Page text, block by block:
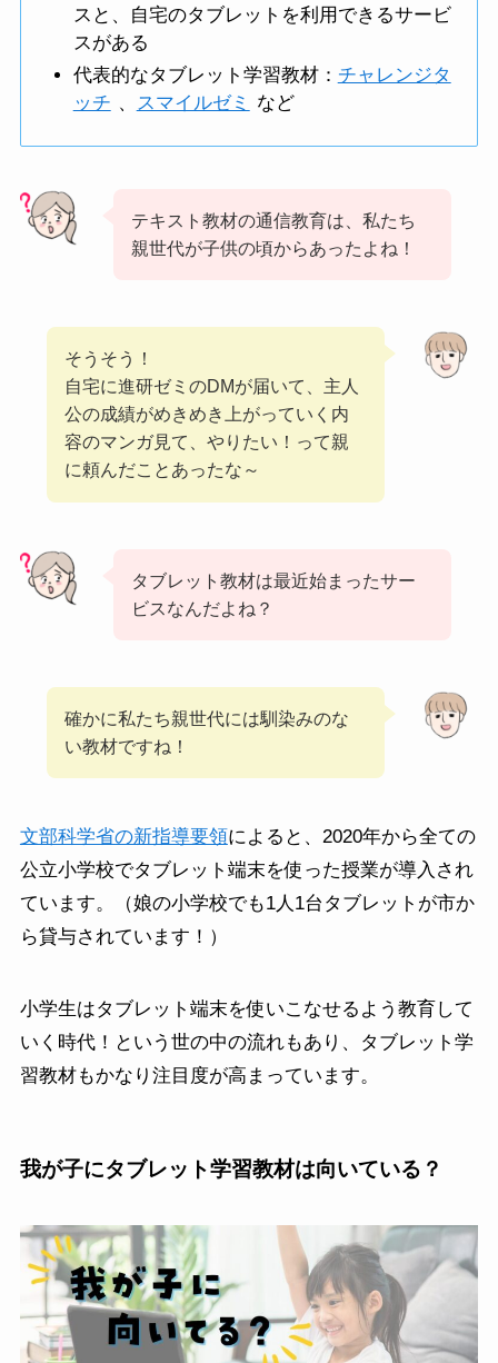
スと、自宅のタブレットを利用できるサービ
スがある
代表的なタブレット学習教材： チャレンジタ
ッチ 、 スマイルゼミ など
テキスト教材の通信教育は、私たち
親世代が子供の頃からあったよね！
そうそう！
自宅に進研ゼミのDMが届いて、主人
公の成績がめきめき上がっていく内
容のマンガ見て、やりたい！って親
に頼んだことあったな～
タブレット教材は最近始まったサー
ビスなんだよね？
確かに私たち親世代には馴染みのな
い教材ですね！
文部科学省の新指導要領によると、2020年から全ての
公立小学校でタブレット端末を使った授業が導入され
ています。（娘の小学校でも1人1台タブレットが市か
ら貸与されています！）
小学生はタブレット端末を使いこなせるよう教育して
いく時代！という世の中の流れもあり、タブレット学
習教材もかなり注目度が高まっています。
我が子にタブレット学習教材は向いている？